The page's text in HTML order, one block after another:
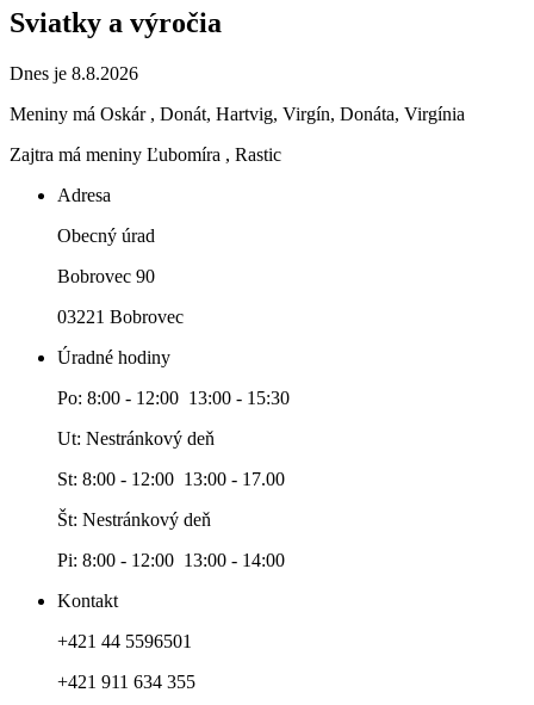
Sviatky a výročia
Dnes je 8.8.2026
Meniny má Oskár , Donát, Hartvig, Virgín, Donáta, Virgínia
Zajtra má meniny Ľubomíra , Rastic
Adresa
Obecný úrad
Bobrovec 90
03221 Bobrovec
Úradné hodiny
Po: 8:00 - 12:00 13:00 - 15:30
Ut: Nestránkový deň
St: 8:00 - 12:00 13:00 - 17.00
Št: Nestránkový deň
Pi: 8:00 - 12:00 13:00 - 14:00
Kontakt
+421 44 5596501
+421 911 634 355